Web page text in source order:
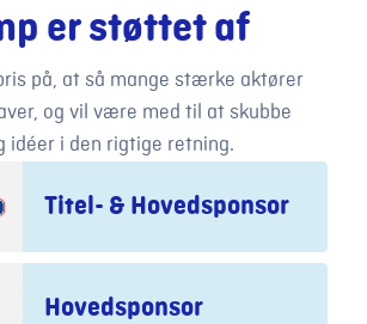
er støttet af
på, at så mange stærke aktører
og vil være med til at skubbe
idéer i den rigtige retning.
Titel- & Hovedsponsor
Hovedsponsor